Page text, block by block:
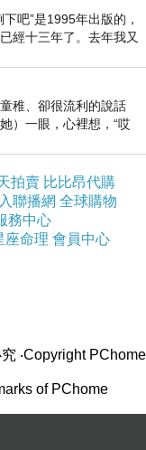
吧”是1995年出版的，
經十三年了。去年我又
稚、卻很流利的說話
）一眼，心裡想，“哎
拍賣 比比昂代購
聯播網 全球購物
務中心
座命理 會員中心
‧Copyright PChome
of PChome